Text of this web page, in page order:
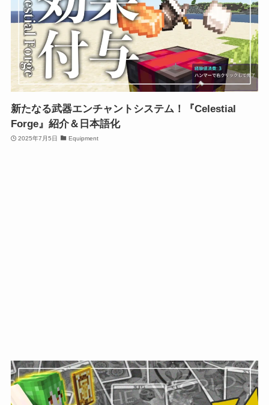
新たなる武器エンチャントシステム！『Celestial
Forge』紹介＆日本語化
2025年7月5日 Equipment